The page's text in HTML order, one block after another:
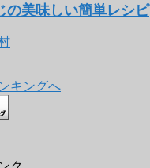
の美味しい簡単レシピ
キングへ